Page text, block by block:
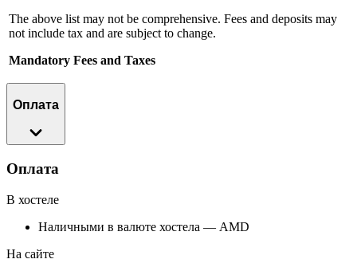
The above list may not be comprehensive. Fees and deposits may
not include tax and are subject to change.
Mandatory Fees and Taxes
Оплата
Оплата
В хостеле
Наличными в валюте хостела — AMD
На сайте